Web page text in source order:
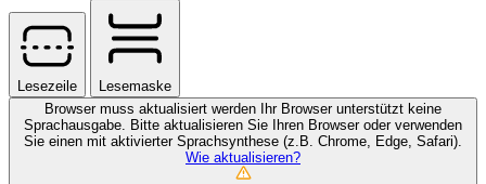
Lesezeile
Lesemaske
Browser muss aktualisiert werden
Ihr Browser unterstützt keine
Sprachausgabe. Bitte aktualisieren Sie Ihren Browser oder verwenden
Sie einen mit aktivierter Sprachsynthese (z.B. Chrome, Edge, Safari).
Wie aktualisieren?